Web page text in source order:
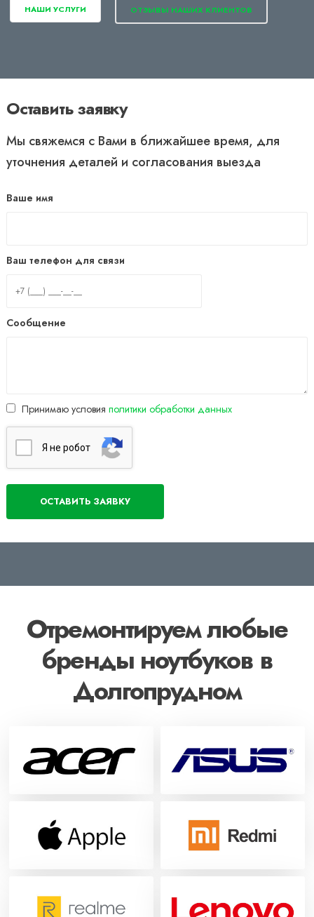
НАШИ УСЛУГИ ОТЗЫВЫ НАШИХ КЛИЕНТОВ
Оставить заявку
Мы свяжемся с Вами в ближайшее время, для
уточнения деталей и согласования выезда
Ваше имя
Ваш телефон для связи
Сообщение
Принимаю условия политики обработки данных
Я нe poбoт
Отремонтируем любые
бренды ноутбуков в
Долгопрудном